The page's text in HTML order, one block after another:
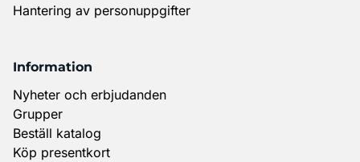
Hantering av personuppgifter
Information
Nyheter och erbjudanden
Grupper
Beställ katalog
Köp presentkort